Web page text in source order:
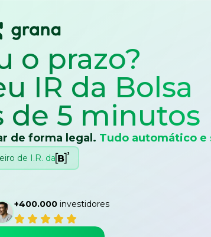
o prazo?
IR da Bolsa
de 5 minutos
de forma legal. Tudo automático e
de I.R. da
+400.000investidores